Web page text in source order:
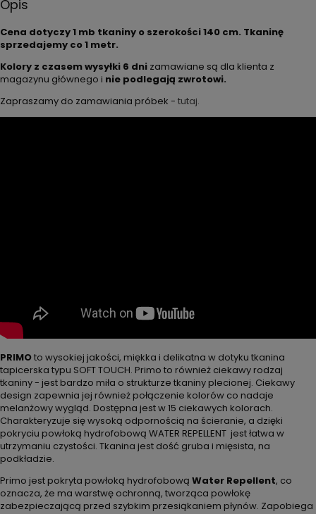
Opis
Cena dotyczy 1 mb tkaniny o szerokości 140 cm. Tkaninę
sprzedajemy co 1 metr.
Kolory z czasem wysyłki 6 dni zamawiane są dla klienta z
magazynu głównego i nie podlegają zwrotowi.
Zapraszamy do zamawiania próbek - tutaj.
PRIMOto wysokiej jakości, miękka i delikatna w dotyku tkanina
tapicerska typu SOFT TOUCH. Primo to również ciekawy rodzaj
tkaniny - jest bardzo miła o strukturze tkaniny plecionej. Ciekawy
design zapewnia jej również połączenie kolorów co nadaje
melanżowy wygląd. Dostępna jest w 15 ciekawych kolorach.
Charakteryzuje się wysoką odpornością na ścieranie, a dzięki
pokryciu powłoką hydrofobową WATER REPELLENT jest łatwa w
utrzymaniu czystości. Tkanina jest dość gruba i mięsista, na
podkładzie.
Primo jest pokryta powłoką hydrofobową Water Repellent, co
oznacza, że ma warstwę ochronną, tworząca powłokę
zabezpieczającą przed szybkim przesiąkaniem płynów. Zapobiega